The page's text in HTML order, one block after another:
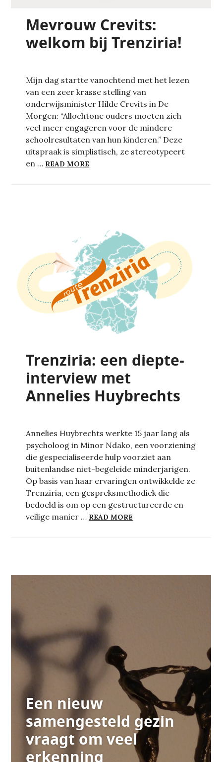
Mevrouw Crevits:
welkom bij Trenziria!
Mijn dag startte vanochtend met het lezen
van een zeer krasse stelling van
onderwijsminister Hilde Crevits in De
Morgen: “Allochtone ouders moeten zich
veel meer engageren voor de mindere
schoolresultaten van hun kinderen.” Deze
uitspraak is simplistisch, ze stereotypeert
en … READ MORE
Trenziria: een diepte-
interview met
Annelies Huybrechts
Annelies Huybrechts werkte 15 jaar lang als
psycholoog in Minor Ndako, een voorziening
die gespecialiseerde hulp voorziet aan
buitenlandse niet-begeleide minderjarigen.
Op basis van haar ervaringen ontwikkelde ze
Trenziria, een gespreksmethodiek die
bedoeld is om op een gestructureerde en
veilige manier … READ MORE
Een nieuw
samengesteld gezin
vraagt om veel
erkenning